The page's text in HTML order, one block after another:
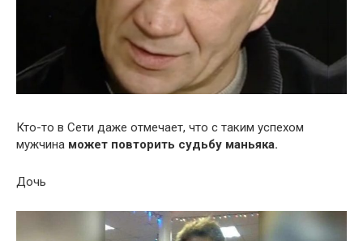
Кто-то в Сети даже отмечает, что с таким успехом
мужчина может повторить судьбу маньяка.
Дочь